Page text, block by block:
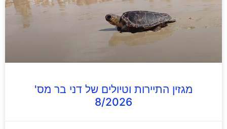
מגזין התיירות וטיולים של דני בר מס'
8/2026